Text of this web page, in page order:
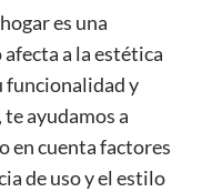
es una
a la estética
funcionalidad y
ayudamos a
en cuenta factores
de uso y el estilo